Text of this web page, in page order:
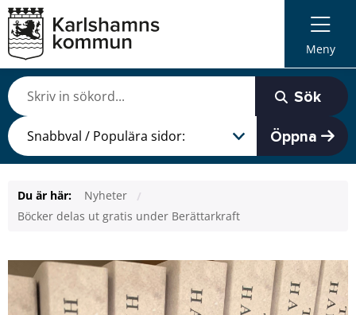
Meny
Sök
Öppna
Du är här:
Nyheter
Böcker delas ut gratis under Berättarkraft